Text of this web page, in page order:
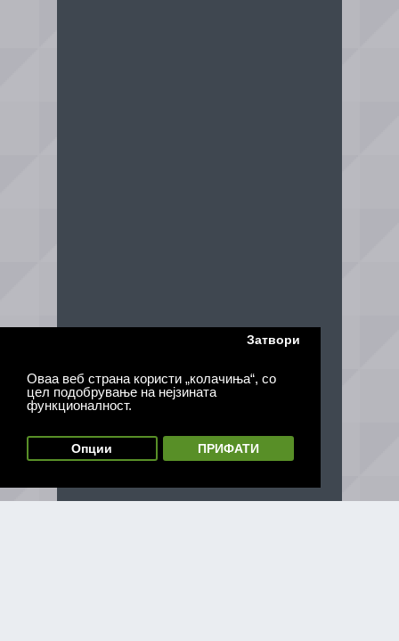
Оваа веб страна користи „колачиња“, со
цел подобрување на нејзината
функционалност.
Затвори
Опции ПРИФАТИ